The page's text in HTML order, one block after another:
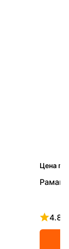
Цена по
Раман
4.8